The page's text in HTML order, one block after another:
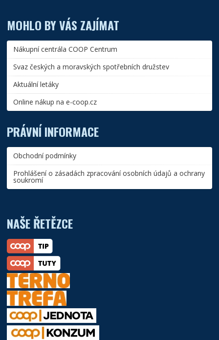
MOHLO BY VÁS ZAJÍMAT
Nákupní centrála COOP Centrum
Svaz českých a moravských spotřebních družstev
Aktuální letáky
Online nákup na e-coop.cz
PRÁVNÍ INFORMACE
Obchodní podmínky
Prohlášení o zásadách zpracování osobních údajů a ochrany
soukromí
NAŠE ŘETĚZCE